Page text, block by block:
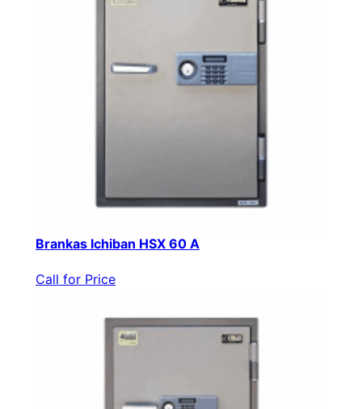
Brankas Ichiban HSX 60 A
Call for Price